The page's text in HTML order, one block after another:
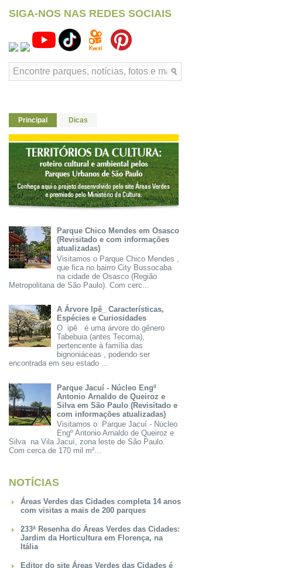
SIGA-NOS NAS REDES SOCIAIS
Principal Dicas
Parque Chico Mendes em Osasco
(Revisitado e com informações
atualizadas)
Visitamos o Parque Chico Mendes ,
que fica no bairro City Bussocaba
na cidade de Osasco (Região
Metropolitana de São Paulo). Com cerc...
A Árvore Ipê_ Características,
Espécies e Curiosidades
O ipê é uma árvore do gênero
Tabebuia (antes Tecoma),
pertencente à família das
bignoniáceas , podendo ser
encontrada em seu estado ...
Parque Jacuí - Núcleo Engº
Antonio Arnaldo de Queiroz e
Silva em São Paulo (Revisitado e
com informações atualizadas)
Visitamos o Parque Jacuí - Núcleo
Engº Antonio Arnaldo de Queiroz e
Silva na Vila Jacuí, zona leste de São Paulo.
Com cerca de 170 mil m²...
NOTÍCIAS
Áreas Verdes das Cidades completa 14 anos
com visitas a mais de 200 parques
233ª Resenha do Áreas Verdes das Cidades:
Jardim da Horticultura em Florença, na
Itália
Editor do site Áreas Verdes das Cidades é